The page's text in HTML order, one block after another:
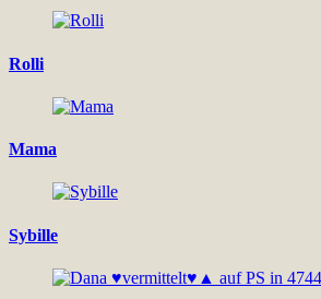
Rolli
Mama
Sybille